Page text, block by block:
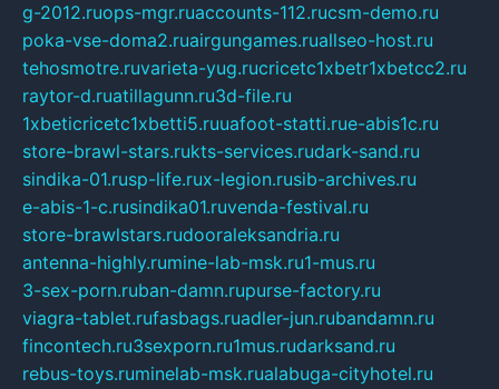
g-2012.ruops-mgr.ruaccounts-112.rucsm-demo.ru
poka-vse-doma2.ruairgungames.ruallseo-host.ru
tehosmotre.ruvarieta-yug.rucricetc1xbetr1xbetcc2.ru
raytor-d.ruatillagunn.ru3d-file.ru
1xbeticricetc1xbetti5.ruuafoot-statti.rue-abis1c.ru
store-brawl-stars.rukts-services.rudark-sand.ru
sindika-01.rusp-life.rux-legion.rusib-archives.ru
e-abis-1-c.rusindika01.ruvenda-festival.ru
store-brawlstars.rudooraleksandria.ru
antenna-highly.rumine-lab-msk.ru1-mus.ru
3-sex-porn.ruban-damn.rupurse-factory.ru
viagra-tablet.rufasbags.ruadler-jun.rubandamn.ru
fincontech.ru3sexporn.ru1mus.rudarksand.ru
rebus-toys.ruminelab-msk.rualabuga-cityhotel.ru